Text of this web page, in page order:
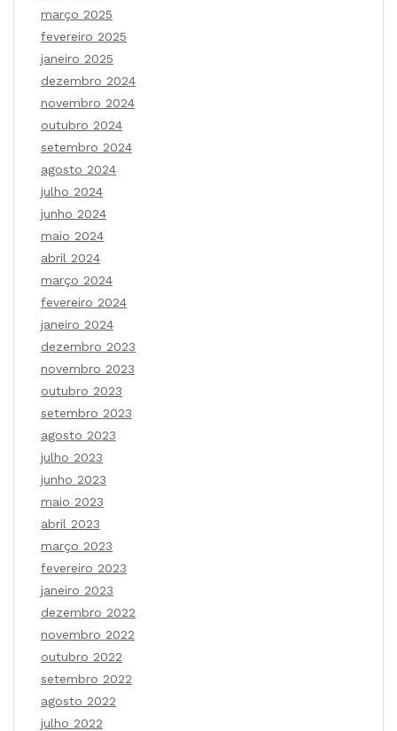
março 2025
fevereiro 2025
janeiro 2025
dezembro 2024
novembro 2024
outubro 2024
setembro 2024
agosto 2024
julho 2024
junho 2024
maio 2024
abril 2024
março 2024
fevereiro 2024
janeiro 2024
dezembro 2023
novembro 2023
outubro 2023
setembro 2023
agosto 2023
julho 2023
junho 2023
maio 2023
abril 2023
março 2023
fevereiro 2023
janeiro 2023
dezembro 2022
novembro 2022
outubro 2022
setembro 2022
agosto 2022
julho 2022